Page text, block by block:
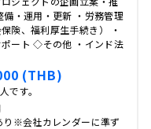
・運用・更新 ・労務管理
険、福利厚生手続き） ・
ート ◇その他 ・インド法
(THB)
です。
り※会社カレンダーに準ず